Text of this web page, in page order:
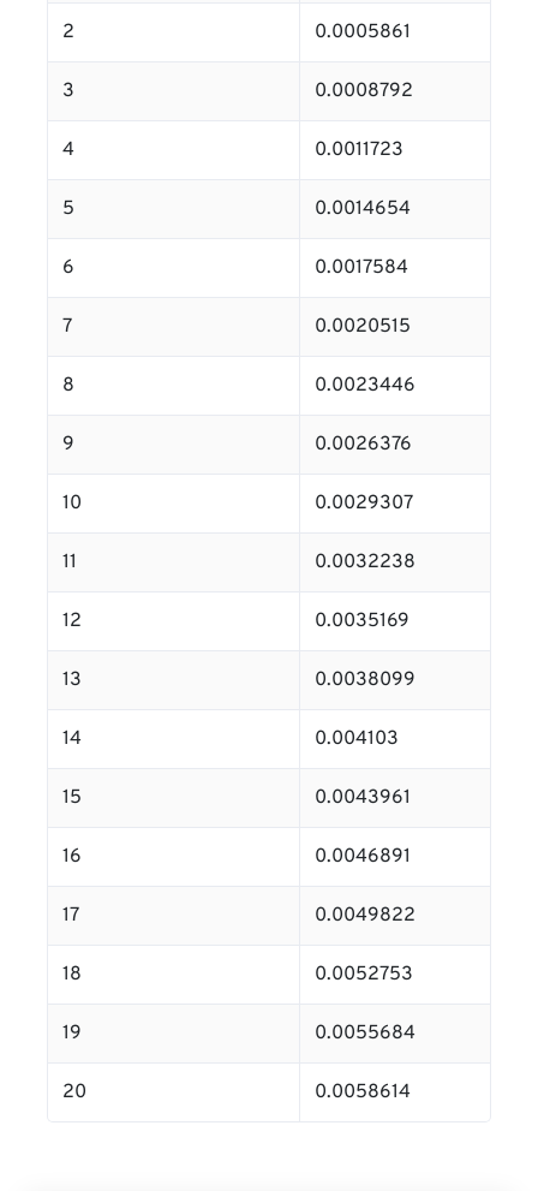
2 0.0005861
3 0.0008792
4 0.0011723
5 0.0014654
6 0.0017584
7 0.0020515
8 0.0023446
9 0.0026376
10 0.0029307
11 0.0032238
12 0.0035169
13 0.0038099
14 0.004103
15 0.0043961
16 0.0046891
17 0.0049822
18 0.0052753
19 0.0055684
20 0.0058614